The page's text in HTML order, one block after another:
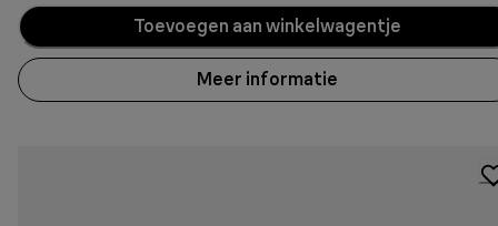
Toevoegen aan winkelwagentje
Meer informatie